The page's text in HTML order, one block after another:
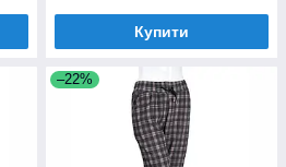
Купити
–22%